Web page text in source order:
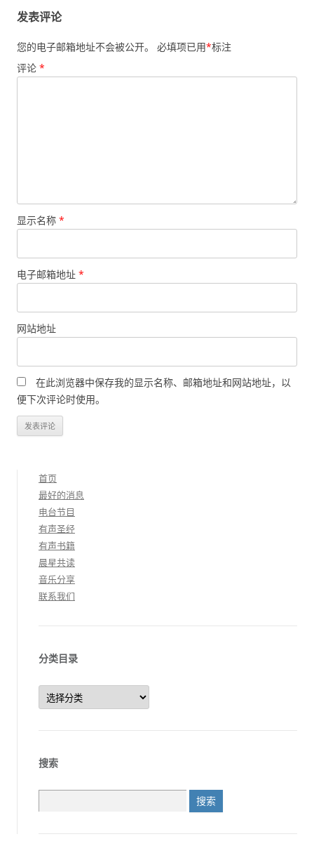
发表评论
您的电子邮箱地址不会被公开。 必填项已用*标注
评论 *
显示名称 *
电子邮箱地址 *
网站地址
在此浏览器中保存我的显示名称、邮箱地址和网站地址，以
便下次评论时使用。
首页
最好的消息
电台节目
有声圣经
有声书籍
晨星共读
音乐分享
联系我们
分类目录
分
类
目
搜索
索：